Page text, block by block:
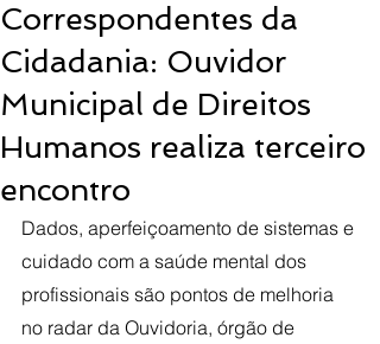
Correspondentes da
Cidadania: Ouvidor
Municipal de Direitos
Humanos realiza terceiro
encontro
Dados, aperfeiçoamento de sistemas e
cuidado com a saúde mental dos
profissionais são pontos de melhoria
no radar da Ouvidoria, órgão de